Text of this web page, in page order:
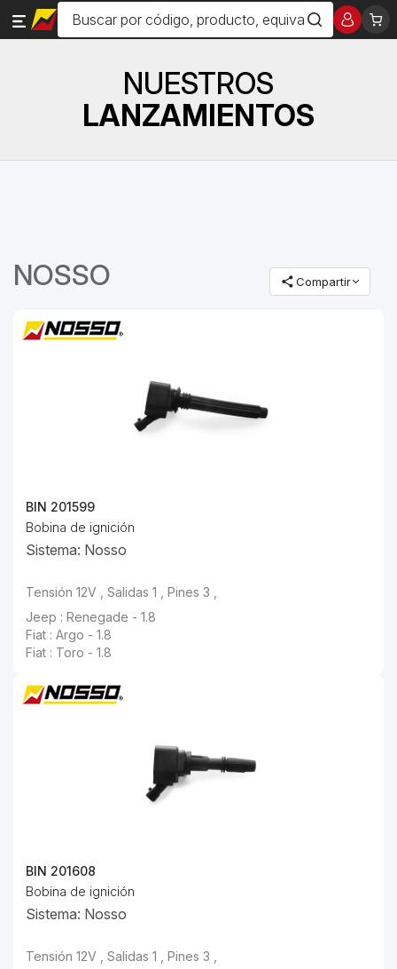
NUESTROS
LANZAMIENTOS
NOSSO Compartir
BIN 201599
Bobina de ignición
Sistema: Nosso
Tensión 12V , Salidas 1 , Pines 3 ,
Jeep : Renegade - 1.8
Fiat : Argo - 1.8
Fiat : Toro - 1.8
BIN 201608
Bobina de ignición
Sistema: Nosso
Tensión 12V , Salidas 1 , Pines 3 ,